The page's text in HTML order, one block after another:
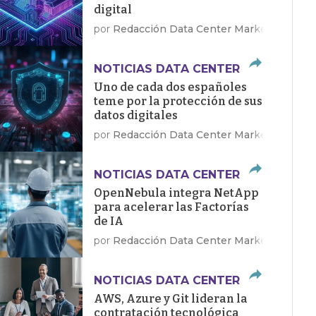
digital
por Redacción Data Center Market
NOTICIAS DATA CENTER
Uno de cada dos españoles
teme por la protección de sus
datos digitales
por Redacción Data Center Market
NOTICIAS DATA CENTER
OpenNebula integra NetApp
para acelerar las Factorías
de IA
por Redacción Data Center Market
NOTICIAS DATA CENTER
AWS, Azure y Git lideran la
contratación tecnológica